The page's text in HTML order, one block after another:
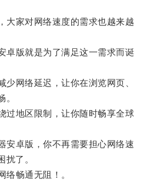
家对网络速度的需求也越来越
版就是为了满足这一需求而诞
网络延迟，让你在浏览网页、
。
地区限制，让你随时畅享全球
卓版，你不再需要担心网络速
扰了。
畅通无阻！。